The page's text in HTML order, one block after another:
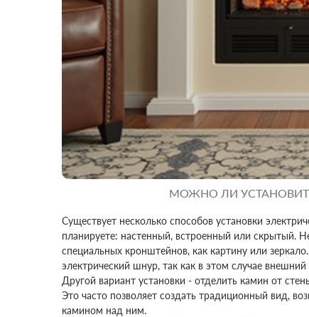
МОЖНО ЛИ
Существует несколько способов установки
планируете: настенный, встроенный или скрытый.
специальных кронштейнов, как картину или
электрический шнур, так как в этом случае
Другой вариант установки - отделить камин от
Это часто позволяет создать традиционный вид,
камином над ним.